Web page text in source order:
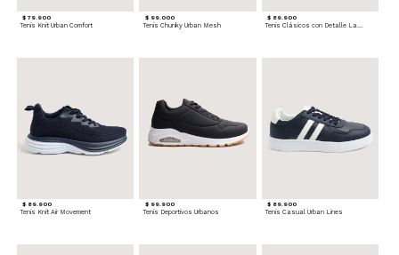
$ 79.900
Tenis Knit Urban Comfort
$ 99.000
Tenis Chunky Urban Mesh
$ 89.900
Tenis Clásicos con Detalle Lateral
$ 89.900
Tenis Knit Air Movement
$ 99.900
Tenis Deportivos Urbanos
$ 89.900
Tenis Casual Urban Lines